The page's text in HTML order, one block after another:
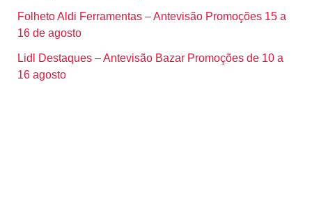
Folheto Aldi Ferramentas – Antevisão Promoções 15 a
16 de agosto
Lidl Destaques – Antevisão Bazar Promoções de 10 a
16 agosto